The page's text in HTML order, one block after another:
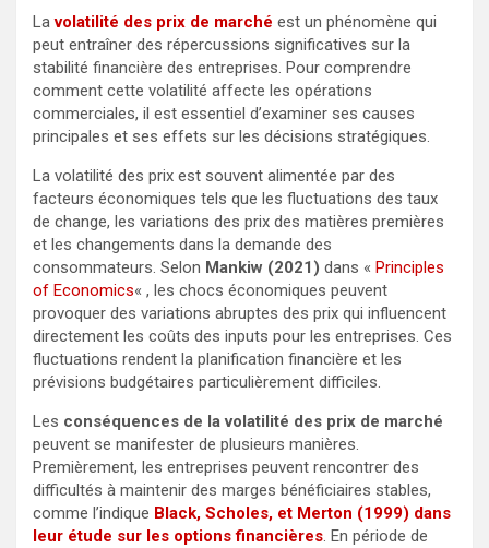
Lavolatilité des prix de marché est un phénomène qui
peut entraîner des répercussions significatives sur la
stabilité financière des entreprises. Pour comprendre
comment cette volatilité affecte les opérations
commerciales, il est essentiel d’examiner ses causes
principales et ses effets sur les décisions stratégiques.
La volatilité des prix est souvent alimentée par des
facteurs économiques tels que les fluctuations des taux
de change, les variations des prix des matières premières
et les changements dans la demande des
consommateurs. Selon Mankiw (2021) dans « Principles
of Economics« , les chocs économiques peuvent
provoquer des variations abruptes des prix qui influencent
directement les coûts des inputs pour les entreprises. Ces
fluctuations rendent la planification financière et les
prévisions budgétaires particulièrement difficiles.
Les conséquences de la volatilité des prix de marché
peuvent se manifester de plusieurs manières.
Premièrement, les entreprises peuvent rencontrer des
difficultés à maintenir des marges bénéficiaires stables,
comme l’indique Black, Scholes, et Merton (1999) dans
leur étude sur les options financières. En période de